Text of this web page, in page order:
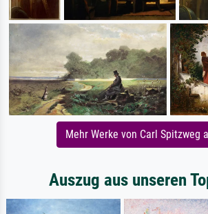
Mehr Werke von Carl Spitzweg
Auszug aus unseren